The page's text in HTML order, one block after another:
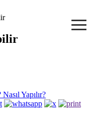
≡
Yapılır?